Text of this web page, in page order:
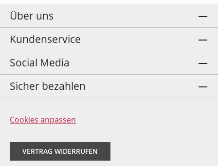
Über uns
Kundenservice
Social Media
Sicher bezahlen
Cookies anpassen
VERTRAG WIDERRUFEN